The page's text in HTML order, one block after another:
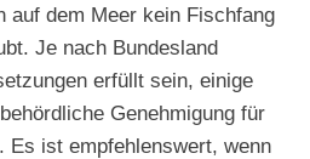
auf dem Meer kein Fischfang
Je nach Bundesland
erfüllt sein, einige
Genehmigung für
Es ist empfehlenswert, wenn